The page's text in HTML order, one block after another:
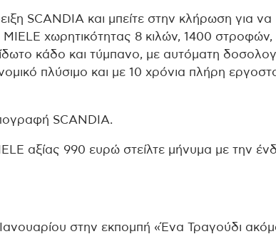
SCANDIA και μπείτε στην κλήρωση για να
MIELE χωρητικότητας 8 κιλών, 1400 στροφών,
κάδο και τύμπανο, με αυτόματη
πλύσιμο και με 10 χρόνια πλήρη
SCANDIA.
αξίας 990 ευρώ στείλτε μήνυμα με την
στην εκπομπή «Ένα Τραγούδι